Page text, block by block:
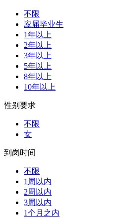
不限
应届毕业生
1年以上
2年以上
3年以上
5年以上
8年以上
10年以上
性别要求
不限
女
到岗时间
不限
1周以内
2周以内
3周以内
1个月之内